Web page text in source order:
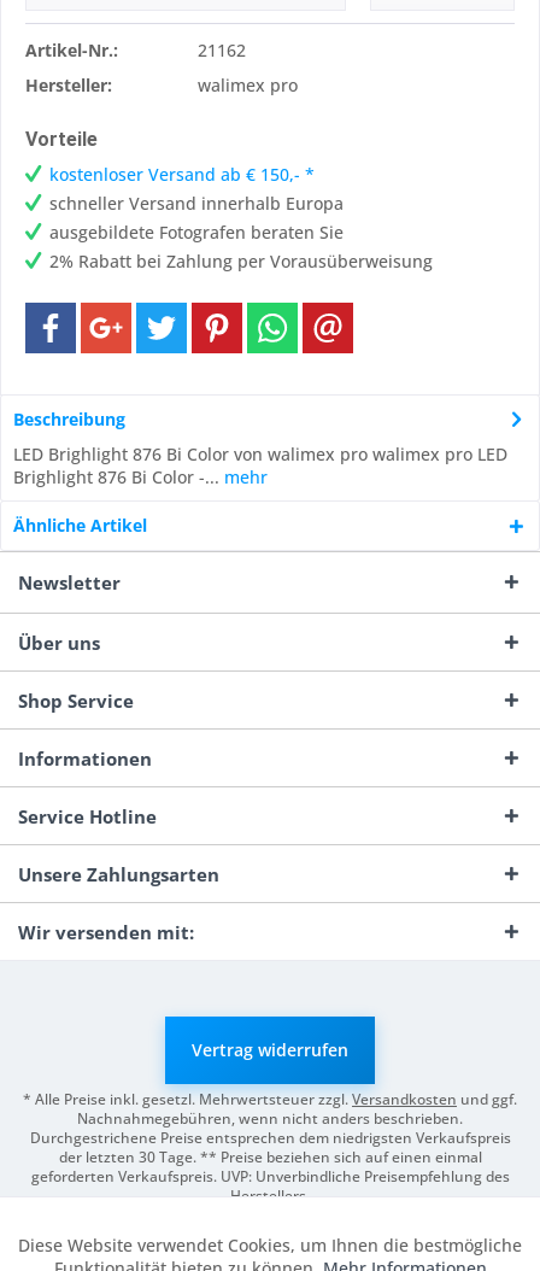
Artikel-Nr.:
21162
Hersteller:
walimex pro
Vorteile
kostenloser Versand ab € 150,- *
schneller Versand innerhalb Europa
ausgebildete Fotografen beraten Sie
2% Rabatt bei Zahlung per Vorausüberweisung
Beschreibung
LED Brighlight 876 Bi Color von walimex pro walimex pro LED
Brighlight 876 Bi Color -... mehr
Ähnliche Artikel
Newsletter
Über uns
Shop Service
Informationen
Service Hotline
Unsere Zahlungsarten
Wir versenden mit:
Vertrag widerrufen
* Alle Preise inkl. gesetzl. Mehrwertsteuer zzgl.Versandkosten und ggf.
Nachnahmegebühren, wenn nicht anders beschrieben.
Durchgestrichene Preise entsprechen dem niedrigsten Verkaufspreis
der letzten 30 Tage. ** Preise beziehen sich auf einen einmal
geforderten Verkaufspreis. UVP: Unverbindliche Preisempfehlung des
Herstellers.
Funktionale Aktiv
Diese Website verwendet Cookies, um Ihnen die bestmögliche